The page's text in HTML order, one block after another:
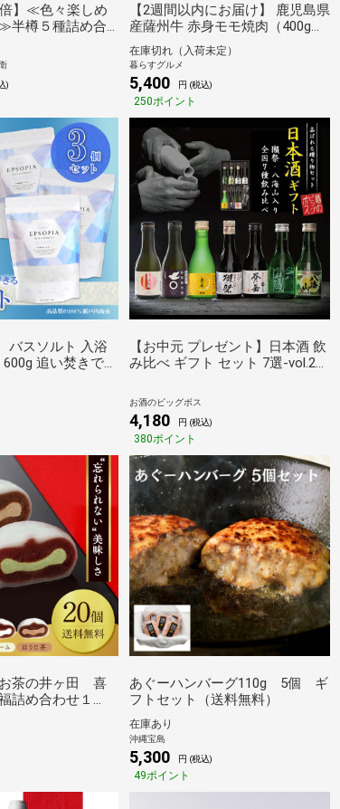
倍】≪色々楽しめ
半樽５種詰め合
の日】【お中
】【お歳暮】
)
【2週間以内にお届け】 鹿児島県
産薩州牛 赤身モモ焼肉（400g）
[送料無料※沖縄離島不可] [代引き
不可]ギフト 倉庫C
在庫切れ（入荷未定）
暮らすグルメ
5,400 円 (税込)
250ポイント
バスソルト 入浴
追い焚きでき
呂 発汗 浄化 無
ット ギフト プレ
EPSOPIA エプソ
【お中元 プレゼント】日本酒 飲
み比べ ギフト セット 7選-vol.2
入り 辛口 冷酒グラス2個付き
『GIFT』【本州のみ 送料無
料】
お酒のビッグボス
4,180 円 (税込)
380ポイント
お茶の井ヶ田 喜
詰め合わせ１
あぐーハンバーグ110g 5個 ギ
フトセット（送料無料）
在庫あり
沖縄宝島
5,300 円 (税込)
49ポイント